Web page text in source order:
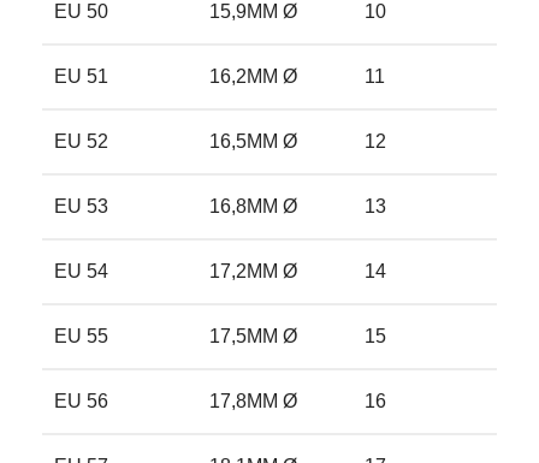
EU 50 15,9MM Ø 10
EU 51 16,2MM Ø 11
EU 52 16,5MM Ø 12
EU 53 16,8MM Ø 13
EU 54 17,2MM Ø 14
EU 55 17,5MM Ø 15
EU 56 17,8MM Ø 16